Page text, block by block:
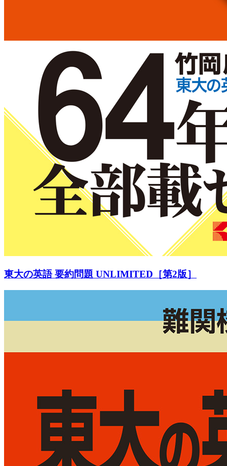
東大の英語 要約問題 UNLIMITED［第2版］